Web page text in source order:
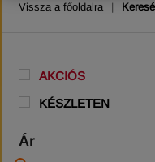
Vissza a főoldalra |
AKCIÓS
KÉSZLETEN
Ár